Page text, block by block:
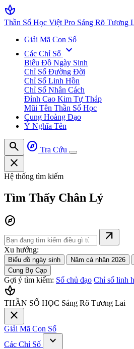
spa
Thần Số Học Việt Pro Sáng Rõ Tương
Giải Mã Con Số
Các Chỉ Số expand_more
Biểu Đồ Ngày Sinh
Chỉ Số Đường Đời
Chỉ Số Linh Hồn
Chỉ Số Nhân Cách
Đỉnh Cao Kim Tự Tháp
Mũi Tên Thần Số Học
Cung Hoàng Đạo
Ý Nghĩa Tên
search explore Tra Cứu
close
Hệ thống tìm kiếm
Tìm Thấy Chân Lý
explore
arrow_outward
Xu hướng:
Biểu đồ ngày sinh Năm cá nhân 2026
Cung Bọ Cạp
Gợi ý tìm kiếm: Số chủ đạo Chỉ số linh
spa
THẦN SỐ HỌC Sáng Rõ Tương Lai
close
Giải Mã Con Số
Các Chỉ Số
expand_more